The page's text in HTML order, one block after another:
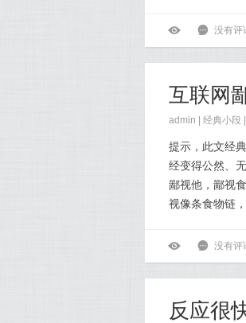
ė 6 没有评
互联网
admin | 经典小段
提示，此文经
经变得公然、
鄙视他，鄙视
视像条食物链
ė 6 没有评
反应很